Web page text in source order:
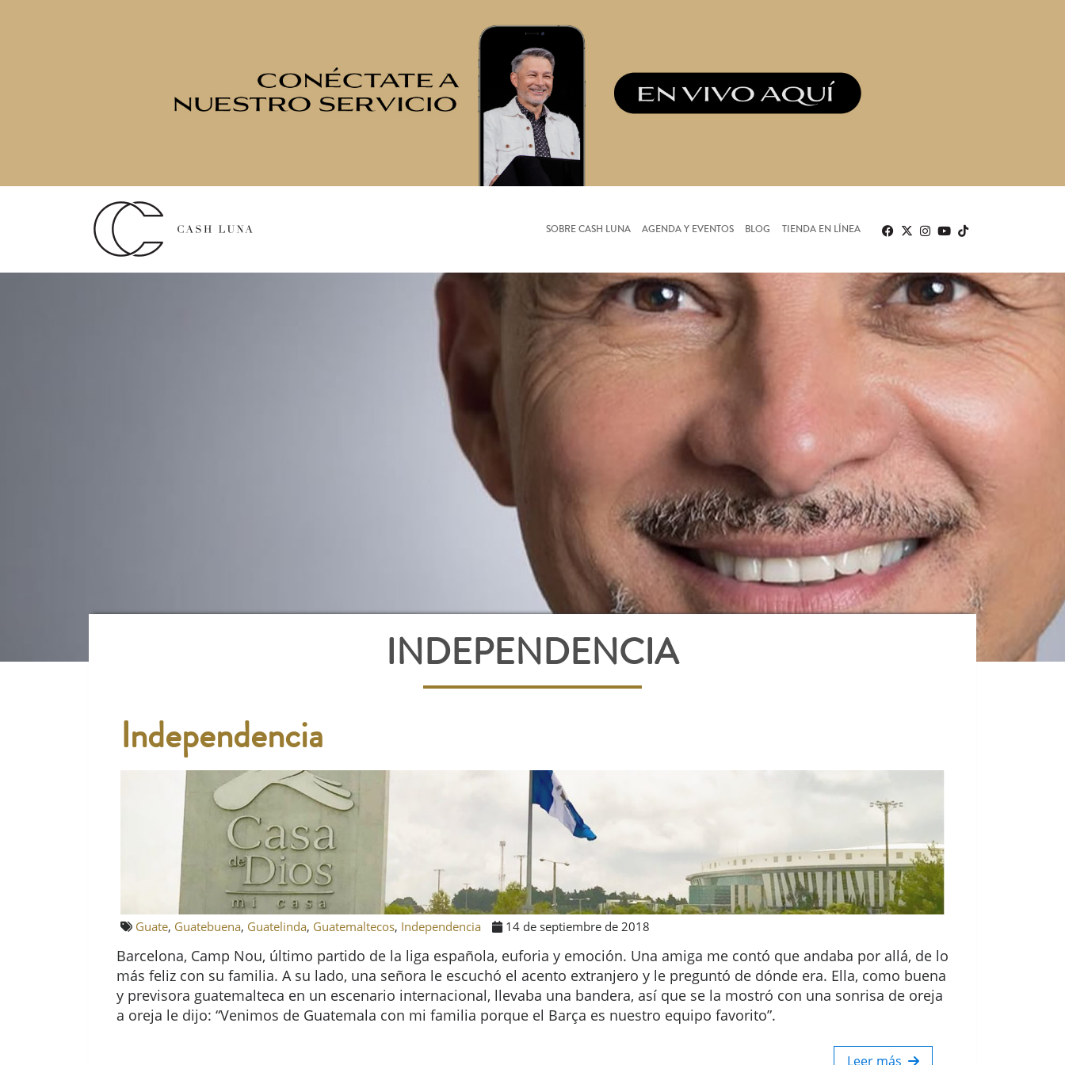
SOBRE CASH LUNA AGENDA Y EVENTOS BLOG TIENDA EN LÍNEA
INDEPENDENCIA
Independencia
Guate, Guatebuena, Guatelinda, Guatemaltecos, Independencia 14 de septiembre de 2018
Barcelona, Camp Nou, último partido de la liga española, euforia y emoción. Una amiga me contó que andaba por allá, de lo
más feliz con su familia. A su lado, una señora le escuchó el acento extranjero y le preguntó de dónde era. Ella, como buena
y previsora guatemalteca en un escenario internacional, llevaba una bandera, así que se la mostró con una sonrisa de oreja
a oreja le dijo: “Venimos de Guatemala con mi familia porque el Barça es nuestro equipo favorito”.
Leer más